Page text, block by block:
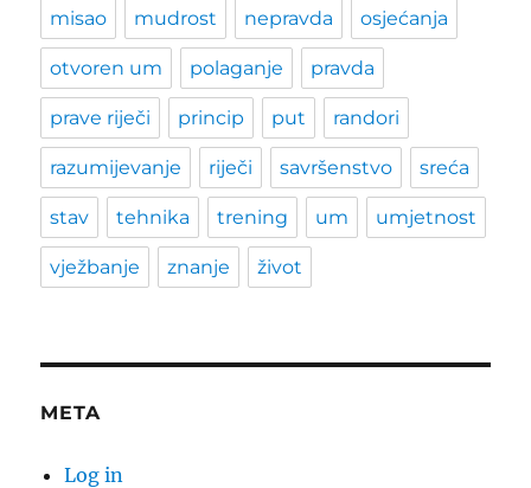
misao mudrost nepravda osjećanja
otvoren um polaganje pravda
prave riječi princip put randori
razumijevanje riječi savršenstvo sreća
stav tehnika trening um umjetnost
vježbanje znanje život
META
Log in